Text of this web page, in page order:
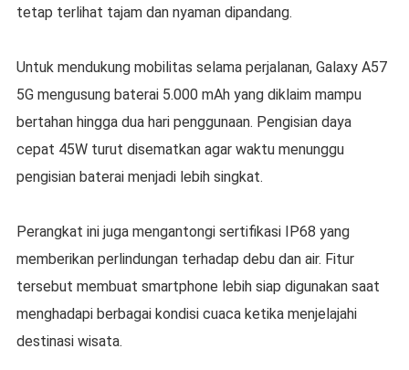
tetap terlihat tajam dan nyaman dipandang.
Untuk mendukung mobilitas selama perjalanan, Galaxy A57
5G mengusung baterai 5.000 mAh yang diklaim mampu
bertahan hingga dua hari penggunaan. Pengisian daya
cepat 45W turut disematkan agar waktu menunggu
pengisian baterai menjadi lebih singkat.
Perangkat ini juga mengantongi sertifikasi IP68 yang
memberikan perlindungan terhadap debu dan air. Fitur
tersebut membuat smartphone lebih siap digunakan saat
menghadapi berbagai kondisi cuaca ketika menjelajahi
destinasi wisata.